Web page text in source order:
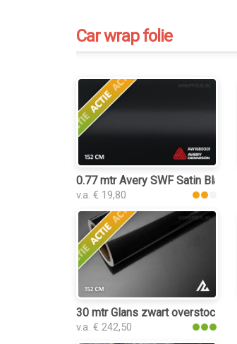
Car wrap folie
0.77 mtr Avery SWF Satin Black
v.a. € 19,80
30 mtr Glans zwart overstock
v.a. € 242,50